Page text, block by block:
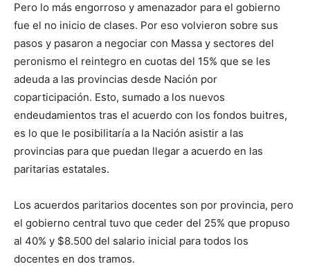
Pero lo más engorroso y amenazador para el gobierno
fue el no inicio de clases. Por eso volvieron sobre sus
pasos y pasaron a negociar con Massa y sectores del
peronismo el reintegro en cuotas del 15% que se les
adeuda a las provincias desde Nación por
coparticipación. Esto, sumado a los nuevos
endeudamientos tras el acuerdo con los fondos buitres,
es lo que le posibilitaría a la Nación asistir a las
provincias para que puedan llegar a acuerdo en las
paritarias estatales.
Los acuerdos paritarios docentes son por provincia, pero
el gobierno central tuvo que ceder del 25% que propuso
al 40% y $8.500 del salario inicial para todos los
docentes en dos tramos.